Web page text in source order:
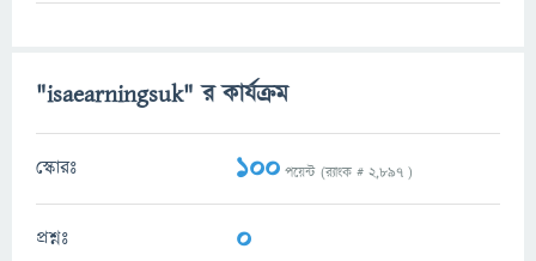
"isaearningsuk" র কার্যক্রম
স্কোরঃ 100 পয়েন্ট (র‌্যাংক # 2,897 )
প্রশ্নঃ 0